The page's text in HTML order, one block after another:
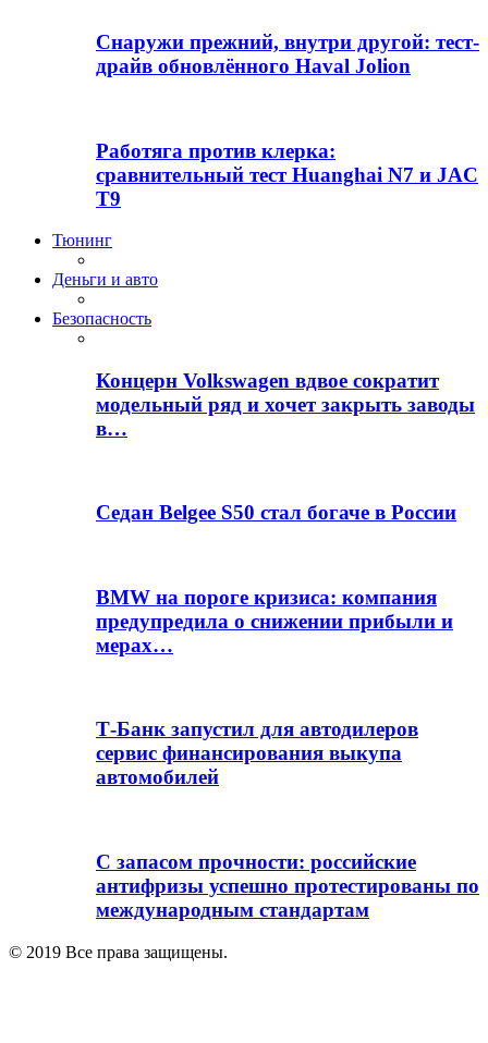
Снаружи прежний, внутри другой: тест-
драйв обновлённого Haval Jolion
Работяга против клерка:
сравнительный тест Huanghai N7 и JAC
T9
Тюнинг
Деньги и авто
Безопасность
Концерн Volkswagen вдвое сократит
модельный ряд и хочет закрыть заводы
в…
Седан Belgee S50 стал богаче в России
BMW на пороге кризиса: компания
предупредила о снижении прибыли и
мерах…
Т-Банк запустил для автодилеров
сервис финансирования выкупа
автомобилей
С запасом прочности: российские
антифризы успешно протестированы по
международным стандартам
© 2019 Все права защищены.